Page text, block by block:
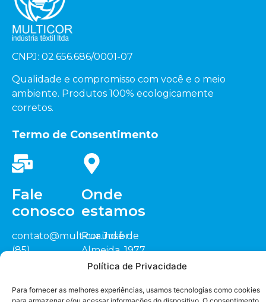
Política de Privacidade
Para fornecer as melhores experiências, usamos tecnologias como cookies
CNPJ: 02.656.686/0001-07
Qualidade e compromisso com você e o meio
ambiente. Produtos 100% ecologicamente
corretos.
Termo de Consentimento
Fale
conosco
contato@multicor.ind.br
(85)
Onde
estamos
Rua José de
Almeida, 1977
Sitio Cardeais,
Jaguaruana/CE
representante